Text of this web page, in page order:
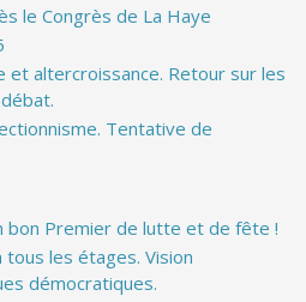
le Congrès de La Haye
et altercroissance. Retour sur les
Tentative de
bon Premier de lutte et de fête !
les étages. Vision
démocratiques.